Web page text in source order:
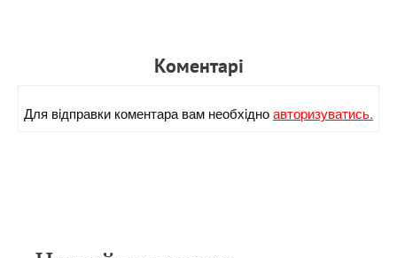
Коментарi
Для вiдправки коментара вам необхiдноавторизуватись.